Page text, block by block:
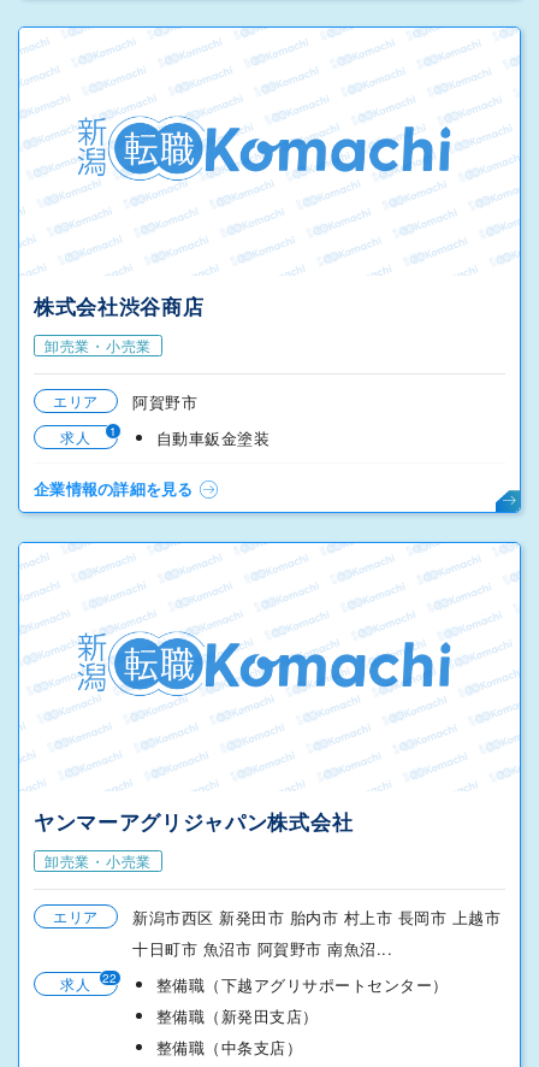
株式会社渋谷商店
卸売業・小売業
エリア 阿賀野市
求人 1 自動車鈑金塗装
企業情報の詳細を見る
ヤンマーアグリジャパン株式会社
卸売業・小売業
エリア
新潟市西区 新発田市 胎内市 村上市 長岡市 上越市
十日町市 魚沼市 阿賀野市 南魚沼...
求人 22
整備職（下越アグリサポートセンター）
整備職（新発田支店）
整備職（中条支店）